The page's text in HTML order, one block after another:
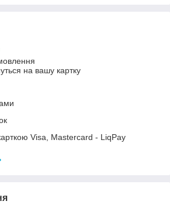
на вашу картку
Visa, Mastercard - LiqPay